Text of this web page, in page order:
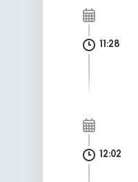
11:28
12:02